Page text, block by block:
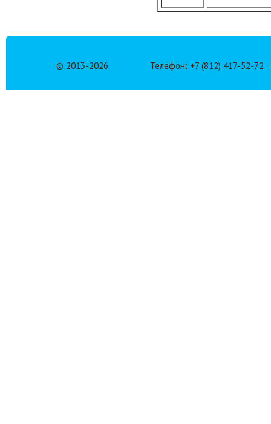
© 2013-2026 Телефон: +7 (812) 417-52-72